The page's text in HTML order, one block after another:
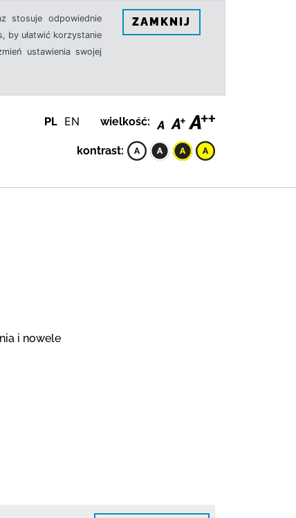
stosuje odpowiednie
by ułatwić korzystanie
ustawienia swojej
ZAMKNIJ
PL EN wielkość:
kontrast:
i nowele